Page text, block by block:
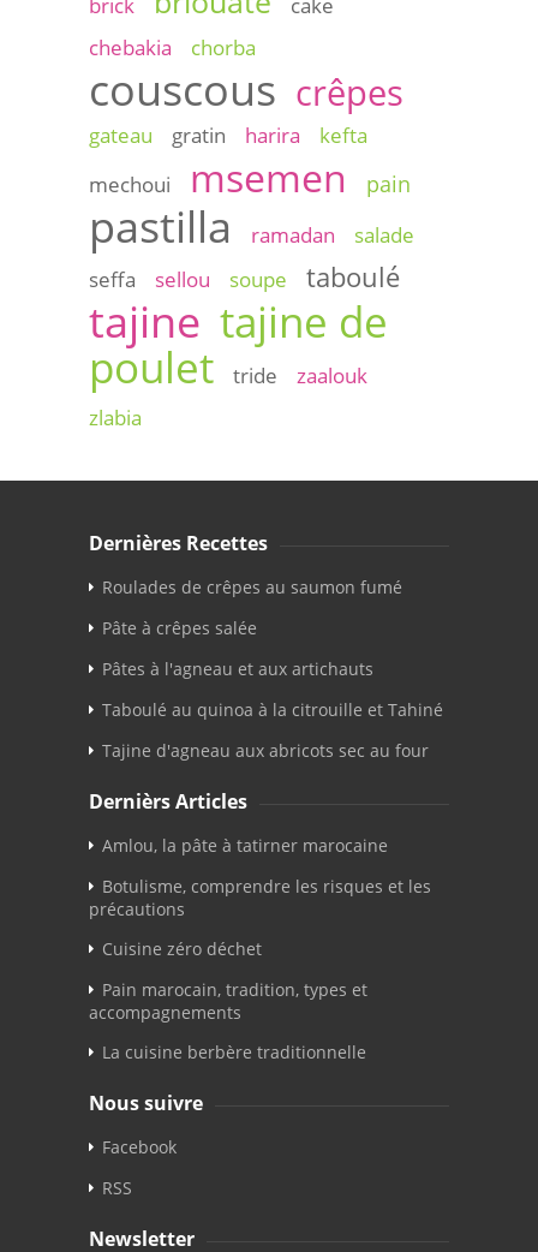
brick
cake
chebakia
chorba
couscous crêpes
gateau gratin harira
kefta
mechoui
msemen pain
pastilla ramadan
salade
seffa
sellou soupe taboulé
tajine tajine de
poulet
tride
zaalouk
zlabia
Dernières Recettes
Roulades de crêpes au saumon fumé
Pâte à crêpes salée
Pâtes à l'agneau et aux artichauts
Taboulé au quinoa à la citrouille et Tahiné
Tajine d'agneau aux abricots sec au four
Dernièrs Articles
Amlou, la pâte à tatirner marocaine
Botulisme, comprendre les risques et les
précautions
Cuisine zéro déchet
Pain marocain, tradition, types et
accompagnements
La cuisine berbère traditionnelle
Nous suivre
Facebook
RSS
Newsletter